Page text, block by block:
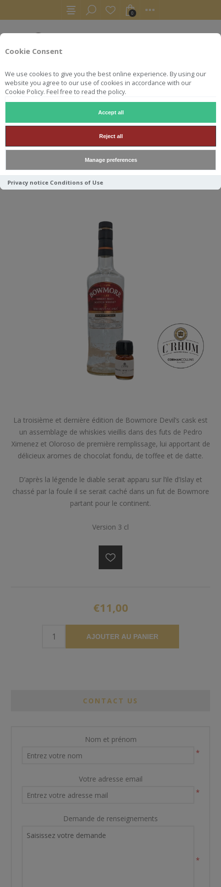
Cookie Consent
We use cookies to give you the best online experience. By using our
website you agree to our use of cookies in accordance with our
Cookie Policy. Feel free to read the policy.
Accept all
Reject all
Manage preferences
Privacy notice Conditions of Use
0
SAMPLE 3CL BOWMORE THE
DEVIL'S CASK
La troisième et dernière édition de Bowmore Devil’s cask est
un assemblage de whiskies vieillis dans des futs de Pedro
Ximenez et Oloroso de première remplissage, lui apportant de
délicieux aromes de chocolat fondu, de toffee et de datte.
D’après la légende le diable serait apparu sur l’ile d’Islay et
chassé par la foule il se serait caché dans un fut de Bowmore
partant pour le continent.
Version 3 cl
€11,00
AJOUTER AU PANIER
CONTACT US
Nom et prénom
*
Votre adresse email
*
Demande de renseignements
*